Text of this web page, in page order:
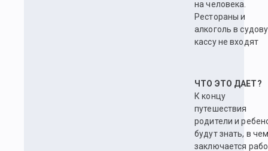
на человека.
Рестораны и
алкоголь в
кассу не входят
ЧТО ЭТО ДАЕТ?
К концу
путешествия
родители и
будут знать, в
заключается